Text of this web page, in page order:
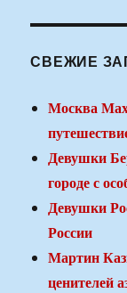
СВЕЖИЕ
Москва
Девушки
городе с
Девушки
России
Мартин
ценителей